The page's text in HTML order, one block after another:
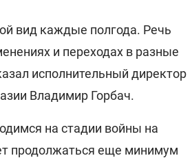
вид каждые полгода. Речь
и переходах в разные
исполнительный директор
Владимир Горбач.
на стадии войны на
продолжаться еще минимум